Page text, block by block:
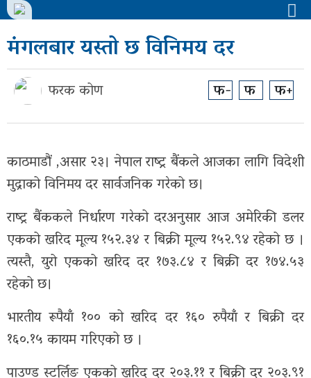
मुख्य
समाचार
विचार
बिजनेस
अन्तर्वार्ता
खेल
अन्तरास्ट्रिय
सूचना-
प्रबिधि
मंगलबार यस्तो छ विनिमय दर
फरक कोण फ- फ फ+
काठमाडौं ,असार २३। नेपाल राष्ट्र बैंकले आजका लागि विदेशी
मुद्राको विनिमय दर सार्वजनिक गरेको छ।
राष्ट्र बैंककले निर्धारण गरेको दरअनुसार आज अमेरिकी डलर
एकको खरिद मूल्य १५२.३४ र बिक्री मूल्य १५२.९४ रहेको छ ।
त्यस्तै, युरो एकको खरिद दर १७३.८४ र बिक्री दर १७४.५३
रहेको छ।
भारतीय रूपैयाँ १०० को खरिद दर १६० रुपैयाँ र बिक्री दर
१६०.१५ कायम गरिएको छ ।